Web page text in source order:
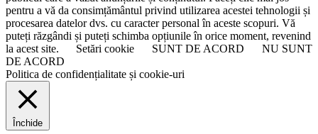
pentru a vă da consimțământul privind utilizarea acestei tehnologii și
procesarea datelor dvs. cu caracter personal în aceste scopuri. Vă
puteți răzgândi și puteți schimba opțiunile în orice moment, revenind
la acest site.
Setări cookie SUNT DE ACORD
NU SUNT
DE ACORD
Politica de confidențialitate și cookie-uri
Închide